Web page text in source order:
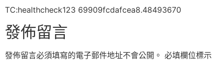
TC:healthcheck123 69909fcdafcea8.48493670
發佈留言
發佈留言必須填寫的電子郵件地址不會公開。 必填欄位標示